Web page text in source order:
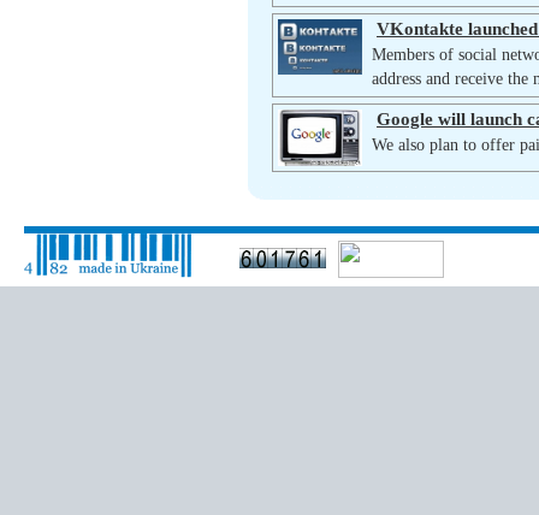
VKontakte
Members of social
address and receive the
Google will launch
We also plan to offer